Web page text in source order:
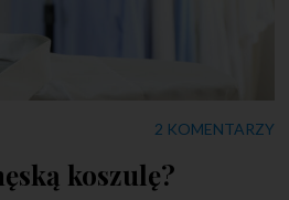
2 KOMENTARZY
koszulę?